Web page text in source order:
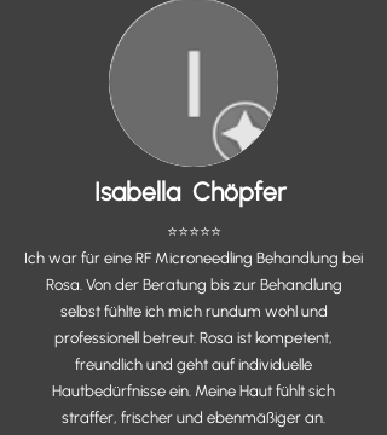
Isabella Chöpfer
⭐️⭐️⭐️⭐️⭐️
Ich war für eine RF Microneedling Behandlung bei
Rosa. Von der Beratung bis zur Behandlung
selbst fühlte ich mich rundum wohl und
professionell betreut. Rosa ist kompetent,
freundlich und geht auf individuelle
Hautbedürfnisse ein. Meine Haut fühlt sich
straffer, frischer und ebenmäßiger an.